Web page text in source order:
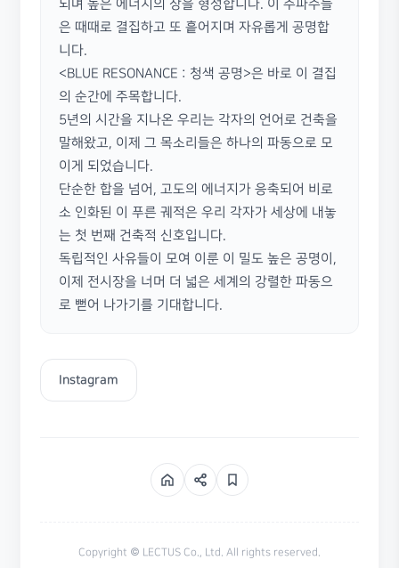
되며 높은 에너지의 장을 형성합니다. 이 주파수들
은 때때로 결집하고 또 흩어지며 자유롭게 공명합
니다.
<BLUE RESONANCE : 청색 공명>은 바로 이 결집
의 순간에 주목합니다.
5년의 시간을 지나온 우리는 각자의 언어로 건축을
말해왔고, 이제 그 목소리들은 하나의 파동으로 모
이게 되었습니다.
단순한 합을 넘어, 고도의 에너지가 응축되어 비로
소 인화된 이 푸른 궤적은 우리 각자가 세상에 내놓
는 첫 번째 건축적 신호입니다.
독립적인 사유들이 모여 이룬 이 밀도 높은 공명이,
이제 전시장을 너머 더 넓은 세계의 강렬한 파동으
로 뻗어 나가기를 기대합니다.
Instagram
Copyright © LECTUS Co., Ltd. All rights reserved.